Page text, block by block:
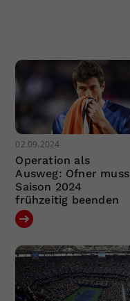
02.09.2024
Operation als
Ausweg: Ofner muss
Saison 2024
frühzeitig beenden